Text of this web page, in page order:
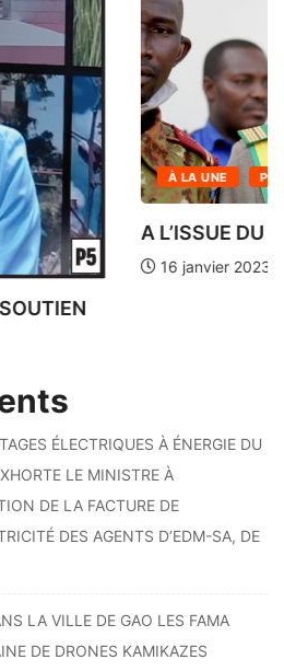
DE BAMAKO
«EMPÉ»: «LE SOUTIEN
ÉLECTRIQUES À ÉNERGIE DU
LE MINISTRE À
DE LA FACTURE DE
DES AGENTS D’EDM-SA, DE
LA VILLE DE GAO LES FAMA
DE DRONES KAMIKAZES